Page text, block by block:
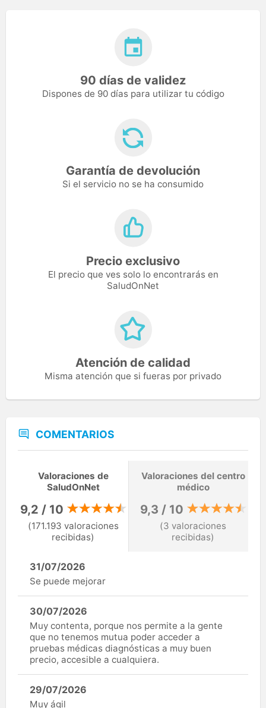
90 días de validez
Dispones de 90 días para utilizar tu código
Garantía de devolución
Si el servicio no se ha consumido
Precio exclusivo
El precio que ves solo lo encontrarás en
SaludOnNet
Atención de calidad
Misma atención que si fueras por privado
COMENTARIOS
Valoraciones de
SaludOnNet
9,2 / 10
(171.193 valoraciones
recibidas)
Valoraciones del centro
médico
9,3 / 10
(3 valoraciones
recibidas)
31/07/2026
Se puede mejorar
30/07/2026
Muy contenta, porque nos permite a la gente
que no tenemos mutua poder acceder a
pruebas médicas diagnósticas a muy buen
precio, accesible a cualquiera.
29/07/2026
Muy ágil